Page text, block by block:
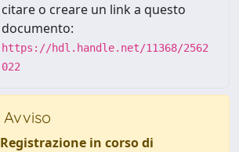
citare o creare un link a questo
documento:
https://hdl.handle.net/11368/2562
022
Avviso
Registrazione in corso di